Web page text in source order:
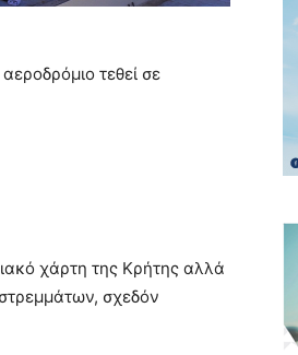
τεθεί σε
χάρτη της Κρήτης αλλά
σχεδόν